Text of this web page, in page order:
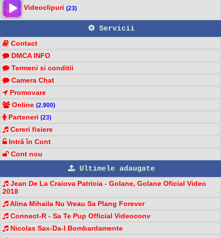
Videoclipuri (23)
Servicii
Contact
DMCA INFO
Termeni si conditii
Camera Chat
Promovare
Online (2.900)
Parteneri (23)
Cereri fisiere
Intră în Cont
Cont nou
Ultimele adaugate
Jean De La Craiova Patricia - Golane, Golane Oficial Video
2018
Alina Mihaila Nu Vreau Sa Plang Forever
Connect-R - Sa Te Pup Official Videoconv
Nicolas Sax-Da-I Bombardamente